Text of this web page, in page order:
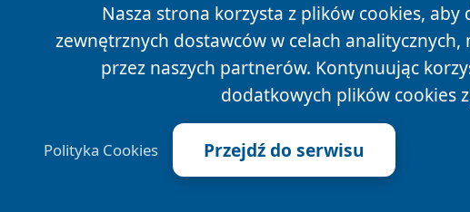
Nasza strona korzysta z plików cookies,
zewnętrznych dostawców w celach
przez naszych partnerów. Kontynuując
dodatkowych plików cookies
Polityka Cookies Przejdź do serwisu
News